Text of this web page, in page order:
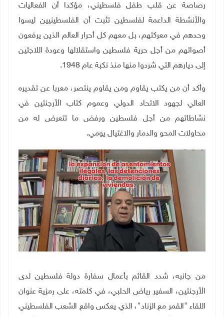
رصاصة عن قلب طفل فلسطيني، مؤكدا أن الفعاليات
والأنشطة الداعمة لفلسطين تثبت أن الفلسطينيين ليسوا
وحدهم في معركتهم، بل معهم كل أحرار العالم الذين يرفعون
أصواتهم من أجل حرية فلسطين واستقلالها وعودة اللاجئين
إلى ديارهم التي شردوا منها منذ نكبة عام 1948.
وأكد أن من يكتب يقاوم ومن يقاوم ينتصر، معربا عن تقديره
العالي لجهود الاتحاد الدولي وعموم كتاب الأرجنتين في
نشاطاتهم من أجل فلسطين ورفض ما تتعرض له من
محاولات المحو والدمار والاغتيال يومي.
من جانبه، شدد القائم بأعمال سفارة دولة فلسطين لدى
الأرجنتين، السفير رياض الحلبي، في كلمته، على رمزية عنوان
اللقاء "القمر مع الزناد"، الذي يعكس واقع الشعب الفلسطيني